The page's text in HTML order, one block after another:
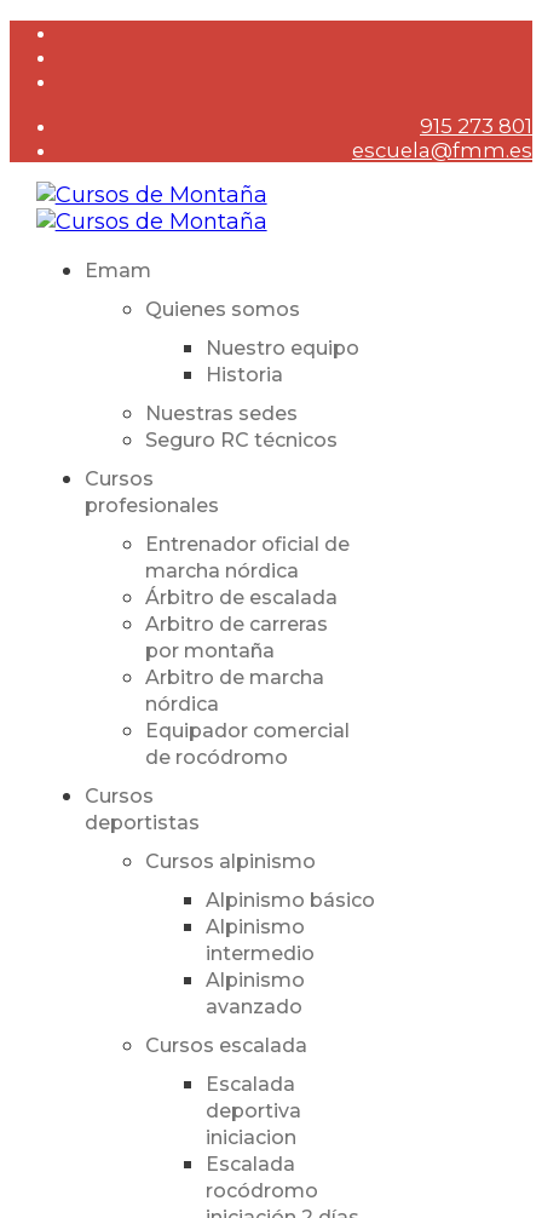
915 273 801
escuela@fmm.es
Emam
Quienes somos
Nuestro equipo
Historia
Nuestras sedes
Seguro RC técnicos
Cursos
profesionales
Entrenador oficial de
marcha nórdica
Árbitro de escalada
Arbitro de carreras
por montaña
Arbitro de marcha
nórdica
Equipador comercial
de rocódromo
Cursos
deportistas
Cursos alpinismo
Alpinismo básico
Alpinismo
intermedio
Alpinismo
avanzado
Cursos escalada
Escalada
deportiva
iniciacion
Escalada
rocódromo